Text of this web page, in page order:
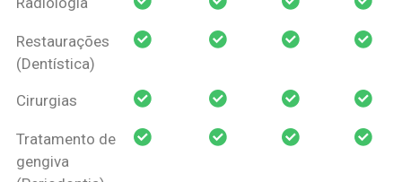
Restaurações
(Dentística)
Cirurgias
Tratamento de
gengiva